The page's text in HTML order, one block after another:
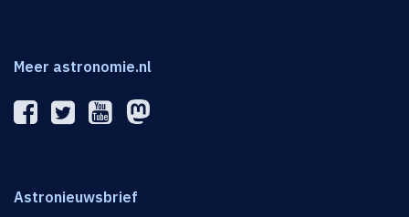
Meer astronomie.nl
Astronieuwsbrief